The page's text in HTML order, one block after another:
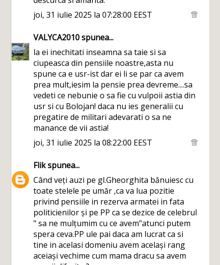
joi, 31 iulie 2025 la 07:28:00 EEST
VALYCA2010spunea...
la ei inechitati inseamna sa taie si sa
ciupeasca din pensiile noastre,asta nu
spune ca e usr-ist dar ei li se par ca avem
prea mult,iesim la pensie prea devreme....sa
vedeti ce nebunie o sa fie cu vulpoii astia din
usr si cu Bolojan! daca nu ies generalii cu
pregatire de militari adevarati o sa ne
manance de vii astia!
joi, 31 iulie 2025 la 08:22:00 EEST
Flikspunea...
Când veți auzi pe gl.Gheorghita bănuiesc cu
toate stelele pe umăr ,ca va lua pozitie
privind pensiile in rezerva armatei in fata
politicienilor și pe PP ca se dezice de celebrul
" sa ne mulțumim cu ce avem"atunci putem
spera ceva.PP ule pai daca am lucrat ca si
tine in acelasi domeniu avem același rang
aceiași vechime cum mama dracu sa avem